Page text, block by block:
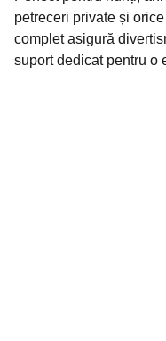
petreceri private și
complet asigură
suport dedicat pentru o